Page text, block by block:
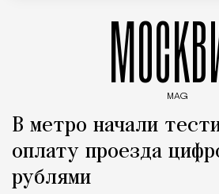
MAG
В метро начали
оплату проезда
рублями